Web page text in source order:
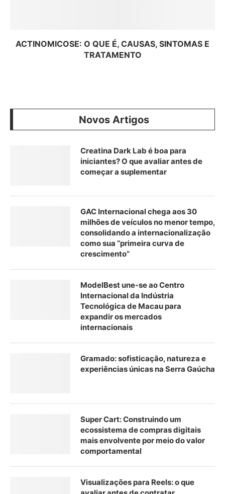
ACTINOMICOSE: O QUE É, CAUSAS, SINTOMAS E
TRATAMENTO
Novos Artigos
Creatina Dark Lab é boa para
iniciantes? O que avaliar antes de
começar a suplementar
GAC Internacional chega aos 30
milhões de veículos no menor tempo,
consolidando a internacionalização
como sua “primeira curva de
crescimento”
ModelBest une-se ao Centro
Internacional da Indústria
Tecnológica de Macau para
expandir os mercados
internacionais
Gramado: sofisticação, natureza e
experiências únicas na Serra Gaúcha
Super Cart: Construindo um
ecossistema de compras digitais
mais envolvente por meio do valor
comportamental
Visualizações para Reels: o que